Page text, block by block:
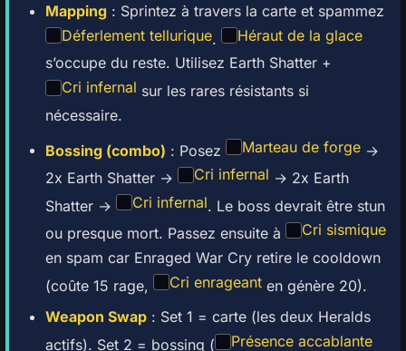
Mapping : Sprintez à travers la carte et spammez
Déferlement tellurique.
Héraut de la glace
s’occupe du reste. Utilisez Earth Shatter +
Cri infernal sur les rares résistants si
nécessaire.
Bossing (combo) : Posez Marteau de forge →
2x Earth Shatter →
Cri infernal → 2x Earth
Shatter →
Cri infernal. Le boss devrait être stun
ou presque mort. Passez ensuite à
Cri sismique
en spam car Enraged War Cry retire le cooldown
(coûte 15 rage,
Cri enrageant en génère 20).
Weapon Swap : Set 1 = carte (les deux Heralds
actifs). Set 2 = bossing (
Présence accablante